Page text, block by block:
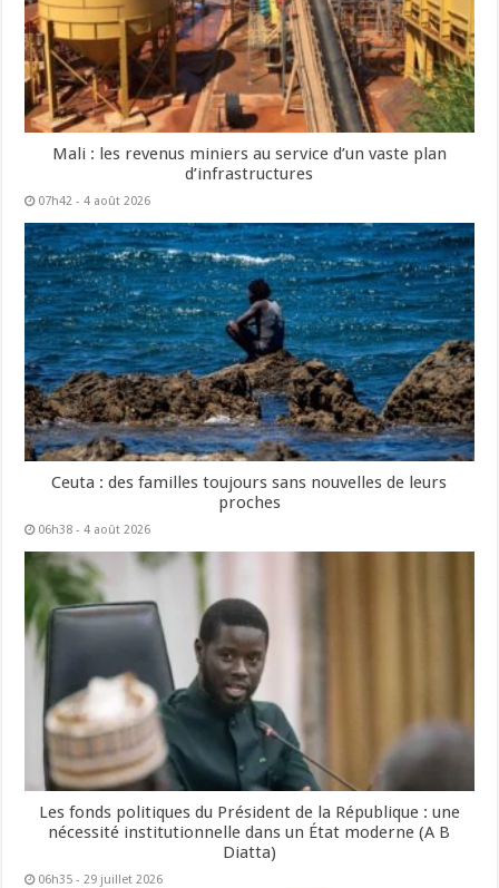
Mali : les revenus miniers au service d’un vaste plan
d’infrastructures
07h42 - 4 août 2026
Ceuta : des familles toujours sans nouvelles de leurs
proches
06h38 - 4 août 2026
Les fonds politiques du Président de la République : une
nécessité institutionnelle dans un État moderne (A B
Diatta)
06h35 - 29 juillet 2026